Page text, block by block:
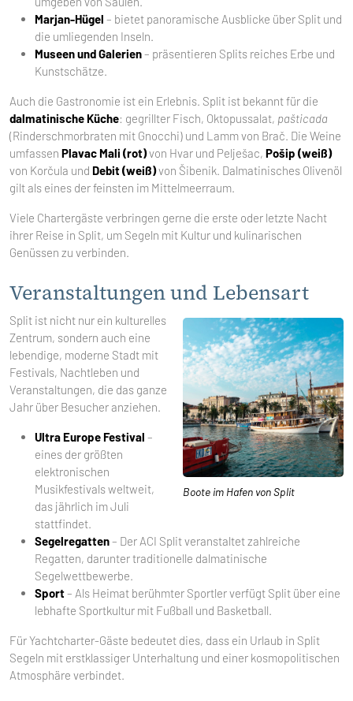
Marjan-Hügel – bietet panoramische Ausblicke über Split und
die umliegenden Inseln.
Museen und Galerien– präsentieren Splits reiches Erbe und
Kunstschätze.
Auch die Gastronomie ist ein Erlebnis. Split ist bekannt für die
dalmatinische Küche: gegrillter Fisch, Oktopussalat, pašticada
(Rinderschmorbraten mit Gnocchi) und Lamm von Brač. Die Weine
umfassen Plavac Mali (rot)von Hvar und Pelješac, Pošip (weiß)
von Korčula und Debit (weiß)von Šibenik. Dalmatinisches Olivenöl
gilt als eines der feinsten im Mittelmeerraum.
Viele Chartergäste verbringen gerne die erste oder letzte Nacht
ihrer Reise in Split, um Segeln mit Kultur und kulinarischen
Genüssen zu verbinden.
Veranstaltungen und Lebensart
Boote im Hafen von Split
Split ist nicht nur ein kulturelles
Zentrum, sondern auch eine
lebendige, moderne Stadt mit
Festivals, Nachtleben und
Veranstaltungen, die das ganze
Jahr über Besucher anziehen.
Ultra Europe Festival –
eines der größten
elektronischen
Musikfestivals weltweit,
das jährlich im Juli
stattfindet.
Segelregatten– Der ACI Split veranstaltet zahlreiche
Regatten, darunter traditionelle dalmatinische
Segelwettbewerbe.
Sport– Als Heimat berühmter Sportler verfügt Split über eine
lebhafte Sportkultur mit Fußball und Basketball.
Für Yachtcharter-Gäste bedeutet dies, dass ein Urlaub in Split
Segeln mit erstklassiger Unterhaltung und einer kosmopolitischen
Atmosphäre verbindet.